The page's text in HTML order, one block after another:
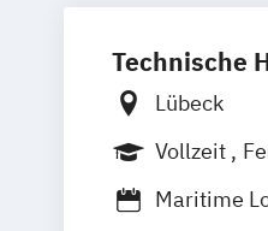
Technische
Lübeck
Vollzeit
Maritime